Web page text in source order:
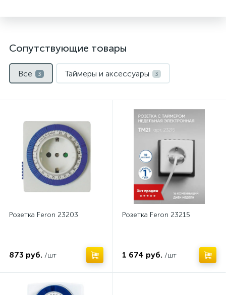
Сопутствующие товары
Все 3 Таймеры и аксессуары 3
Розетка Feron 23203
873 руб. /шт
Розетка Feron 23215
1 674 руб. /шт